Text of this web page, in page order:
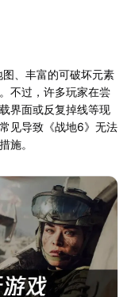
图、丰富的可破坏元素
不过，许多玩家在尝
界面或反复掉线等现
见导致《战地6》无法
施。